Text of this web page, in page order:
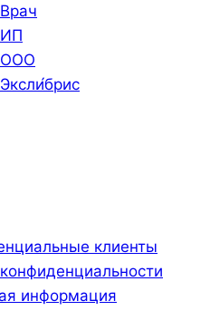
клиенты
информация